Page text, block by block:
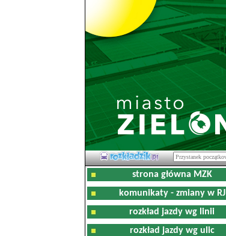
strona główna MZK
komunikaty - zmiany w RJ
rozkład jazdy wg linii
rozkład jazdy wg ulic